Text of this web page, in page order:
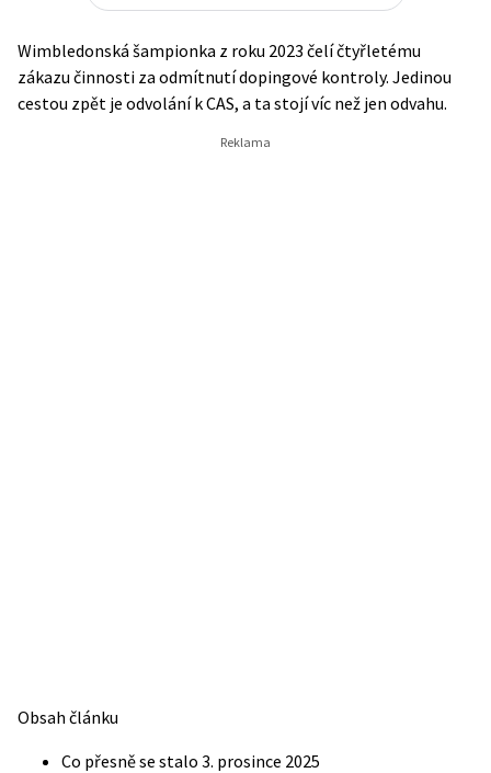
Wimbledonská šampionka z roku 2023 čelí čtyřletému
zákazu činnosti za odmítnutí dopingové kontroly. Jedinou
cestou zpět je odvolání k CAS, a ta stojí víc než jen odvahu.
Obsah článku
Co přesně se stalo 3. prosince 2025